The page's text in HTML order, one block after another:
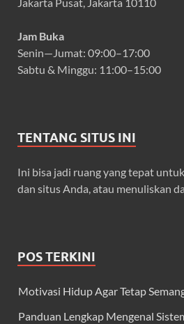
Jakarta Pusat, Jakarta 10110
Jam Buka
Senin—Jumat: 09:00–17:00
Sabtu & Minggu: 11:00–15:00
TENTANG SITUS INI
Ini bisa jadi ruang yang tepat
dan situs Anda, atau menuliskan
POS TERKINI
Motivasi Hidup Agar Tetap
Panduan Lengkap Mengenal